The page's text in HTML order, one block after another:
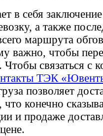
в себя
а также
маршрута
важно, чтобы
связаться с
ТЭК
позволяет
конечно
и продаже